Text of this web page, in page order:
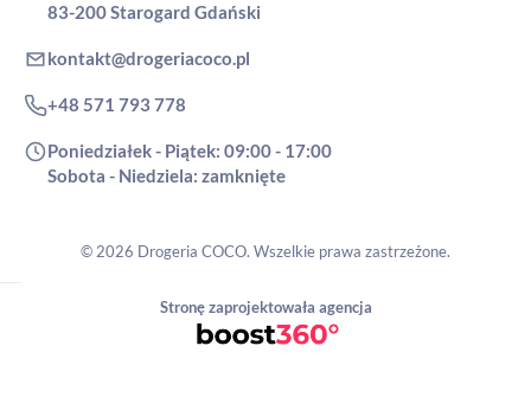
83-200 Starogard Gdański
kontakt@drogeriacoco.pl
+48 571 793 778
Poniedziałek - Piątek: 09:00 - 17:00
Sobota - Niedziela: zamknięte
© 2026 Drogeria COCO. Wszelkie prawa zastrzeżone.
Stronę zaprojektowała agencja